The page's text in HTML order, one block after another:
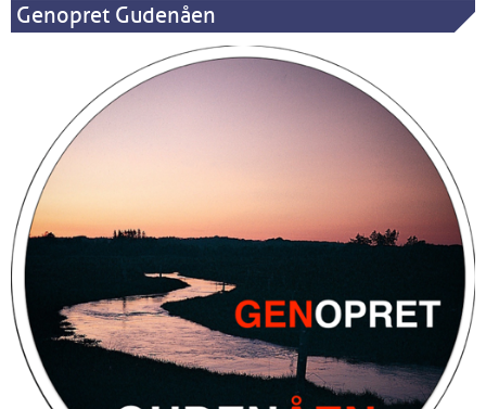
Genopret Gudenåen